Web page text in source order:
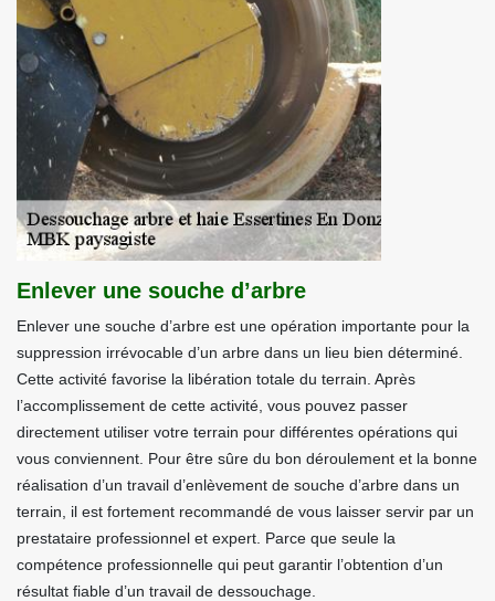
Enlever une souche d’arbre
Enlever une souche d’arbre est une opération importante pour la
suppression irrévocable d’un arbre dans un lieu bien déterminé.
Cette activité favorise la libération totale du terrain. Après
l’accomplissement de cette activité, vous pouvez passer
directement utiliser votre terrain pour différentes opérations qui
vous conviennent. Pour être sûre du bon déroulement et la bonne
réalisation d’un travail d’enlèvement de souche d’arbre dans un
terrain, il est fortement recommandé de vous laisser servir par un
prestataire professionnel et expert. Parce que seule la
compétence professionnelle qui peut garantir l’obtention d’un
résultat fiable d’un travail de dessouchage.